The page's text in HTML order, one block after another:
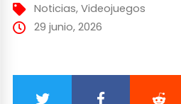
Noticias, Videojuegos
29 junio, 2026